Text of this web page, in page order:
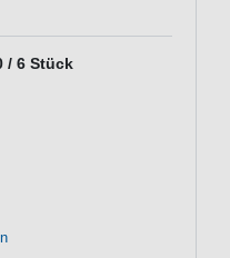
/ 6 Stück